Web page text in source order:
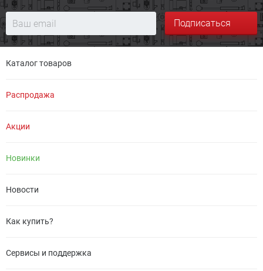
Подписаться
Каталог товаров
Распродажа
Акции
Новинки
Новости
Как купить?
Сервисы и поддержка